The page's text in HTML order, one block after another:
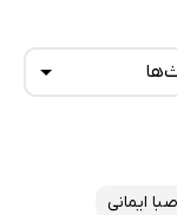
صبا ایمانی